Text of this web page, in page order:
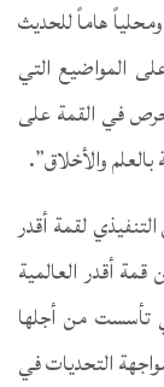
هاماً للحديث
المواضيع التي
في القمة على
والأخلاق”.
لقمة أقدر
قمة أقدر العالمية
تأسست من أجلها
التحديات في